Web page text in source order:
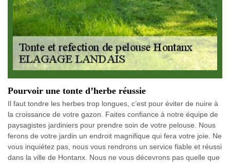
Pourvoir une tonte d’herbe réussie
Il faut tondre les herbes trop longues, c’est pour éviter de nuire à
la croissance de votre gazon. Faites confiance à notre équipe de
paysagistes jardiniers pour prendre soin de votre pelouse. Nous
ferons de votre jardin un endroit magnifique qui fera votre joie. Ne
vous inquiétez pas, nous vous rendrons un service fiable et réussi
dans la ville de Hontanx. Nous ne vous décevrons pas quelle que